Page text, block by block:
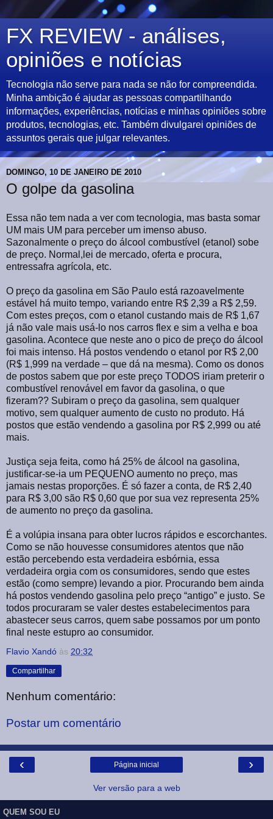
FX REVIEW - análises,
opiniões e notícias
Tecnologia não serve para nada se não for compreendida.
Minha ambição é ajudar as pessoas compartilhando
informações, experiências, notícias e minhas opiniões sobre
produtos, tecnologias, etc. Também divulgarei opiniões de
assuntos gerais que julgar relevantes.
DOMINGO, 10 DE JANEIRO DE 2010
O golpe da gasolina
Essa não tem nada a ver com tecnologia, mas basta somar
UM mais UM para perceber um imenso abuso.
Sazonalmente o preço do álcool combustível (etanol) sobe
de preço. Normal,lei de mercado, oferta e procura,
entressafra agrícola, etc.
O preço da gasolina em São Paulo está razoavelmente
estável há muito tempo, variando entre R$ 2,39 a R$ 2,59.
Com estes preços, com o etanol custando mais de R$ 1,67
já não vale mais usá-lo nos carros flex e sim a velha e boa
gasolina. Acontece que neste ano o pico de preço do álcool
foi mais intenso. Há postos vendendo o etanol por R$ 2,00
(R$ 1,999 na verdade – que dá na mesma). Como os donos
de postos sabem que por este preço TODOS iriam preterir o
combustível renovável em favor da gasolina, o que
fizeram?? Subiram o preço da gasolina, sem qualquer
motivo, sem qualquer aumento de custo no produto. Há
postos que estão vendendo a gasolina por R$ 2,999 ou até
mais.
Justiça seja feita, como há 25% de álcool na gasolina,
justificar-se-ia um PEQUENO aumento no preço, mas
jamais nestas proporções. É só fazer a conta, de R$ 2,40
para R$ 3,00 são R$ 0,60 que por sua vez representa 25%
de aumento no preço da gasolina.
É a volúpia insana para obter lucros rápidos e escorchantes.
Como se não houvesse consumidores atentos que não
estão percebendo esta verdadeira esbórnia, essa
verdadeira orgia com os consumidores, sendo que estes
estão (como sempre) levando a pior. Procurando bem ainda
há postos vendendo gasolina pelo preço “antigo” e justo. Se
todos procuraram se valer destes estabelecimentos para
abastecer seus carros, quem sabe possamos por um ponto
final neste estupro ao consumidor.
Flavio Xandó às 20:32
Compartilhar
Nenhum comentário:
Postar um comentário
‹ ›
Página inicial
Ver versão para a web
QUEM SOU EU